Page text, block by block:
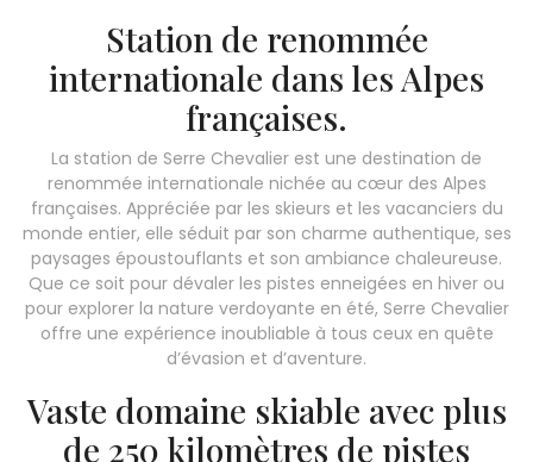
Station de renommée
internationale dans les Alpes
françaises.
La station de Serre Chevalier est une destination de
renommée internationale nichée au cœur des Alpes
françaises. Appréciée par les skieurs et les vacanciers du
monde entier, elle séduit par son charme authentique, ses
paysages époustouflants et son ambiance chaleureuse.
Que ce soit pour dévaler les pistes enneigées en hiver ou
pour explorer la nature verdoyante en été, Serre Chevalier
offre une expérience inoubliable à tous ceux en quête
d’évasion et d’aventure.
Vaste domaine skiable avec plus
de 250 kilomètres de pistes